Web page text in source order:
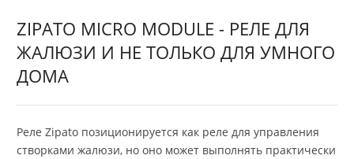
ZIPATO MICRO MODULE - РЕЛЕ ДЛЯ
ЖАЛЮЗИ И НЕ ТОЛЬКО ДЛЯ УМНОГО
ДОМА
Реле Zipato позиционируется как реле для управления
створками жалюзи, но оно может выполнять практически